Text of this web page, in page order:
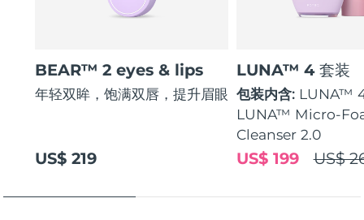
BEAR™ 2 eyes & lips
年轻双眸，饱满双唇，提升眉眼
US$ 219
LUNA™ 4 套装
包装内含: LUNA™
LUNA™ Micro-
Cleanser 2.0
US$
US$ 199